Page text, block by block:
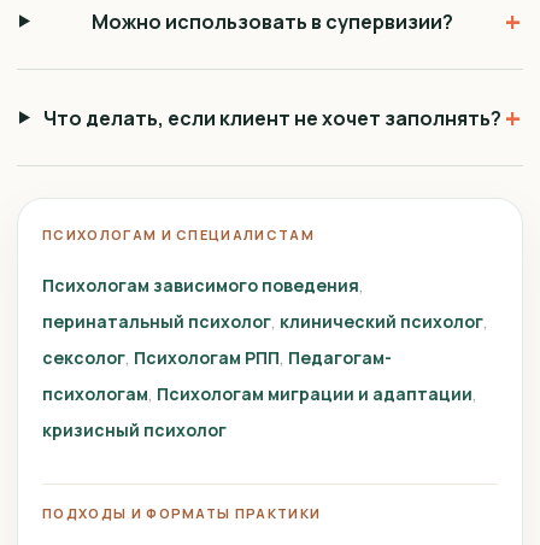
Можно использовать в супервизии? +
Что делать, если клиент не хочет заполнять? +
ПСИХОЛОГАМ И СПЕЦИАЛИСТАМ
Психологам зависимого поведения
перинатальный психолог клинический психолог
сексолог Психологам РПП Педагогам-
психологам Психологам миграции и адаптации
кризисный психолог
ПОДХОДЫ И ФОРМАТЫ ПРАКТИКИ